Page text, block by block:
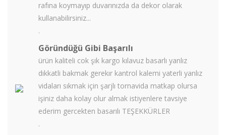
rafına koymayıp duvarınızda da dekor olarak
kullanabilirsiniz...
.
Göründüğü Gibi Başarılı
ürün kaliteli cok şık kargo kılavuz basarlı yanlız
dıkkatli bakmak gerekır kantrol kalemi yaterli yanlız
vidaları sıkmak için şarjlı tornavida matkap olursa
işiniz daha kolay olur almak istiyenlere tavsiye
ederim gercekten basarılı TEŞEKKÜRLER
.